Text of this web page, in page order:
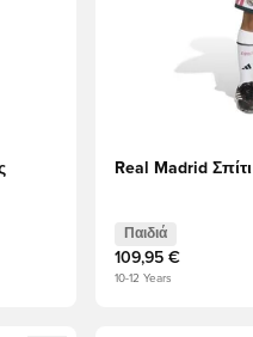
Real Madrid
Παιδιά
109,95 €
10-12 Years